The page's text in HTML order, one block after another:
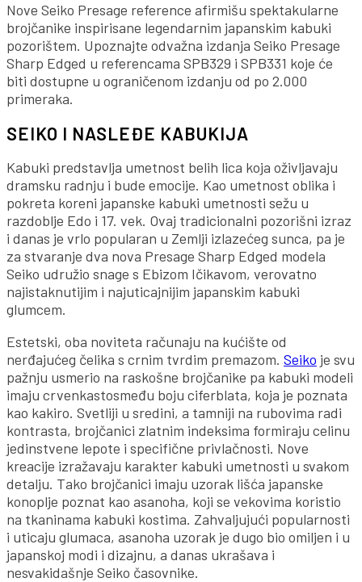
Nove Seiko Presage reference afirmišu spektakularne
brojčanike inspirisane legendarnim japanskim kabuki
pozorištem. Upoznajte odvažna izdanja Seiko Presage
Sharp Edged u referencama SPB329 i SPB331 koje će
biti dostupne u ograničenom izdanju od po 2.000
primeraka.
SEIKO I NASLEĐE KABUKIJA
Kabuki predstavlja umetnost belih lica koja oživljavaju
dramsku radnju i bude emocije. Kao umetnost oblika i
pokreta koreni japanske kabuki umetnosti sežu u
razdoblje Edo i 17. vek. Ovaj tradicionalni pozorišni izraz
i danas je vrlo popularan u Zemlji izlazećeg sunca, pa je
za stvaranje dva nova Presage Sharp Edged modela
Seiko udružio snage s Ebizom Ičikavom, verovatno
najistaknutijim i najuticajnijim japanskim kabuki
glumcem.
Estetski, oba noviteta računaju na kućište od
nerđajućeg čelika s crnim tvrdim premazom. Seiko je svu
pažnju usmerio na raskošne brojčanike pa kabuki modeli
imaju crvenkastosmeđu boju ciferblata, koja je poznata
kao kakiro. Svetliji u sredini, a tamniji na rubovima radi
kontrasta, brojčanici zlatnim indeksima formiraju celinu
jedinstvene lepote i specifične privlačnosti. Nove
kreacije izražavaju karakter kabuki umetnosti u svakom
detalju. Tako brojčanici imaju uzorak lišća japanske
konoplje poznat kao asanoha, koji se vekovima koristio
na tkaninama kabuki kostima. Zahvaljujući popularnosti
i uticaju glumaca, asanoha uzorak je dugo bio omiljen i u
japanskoj modi i dizajnu, a danas ukrašava i
nesvakidašnje Seiko časovnike.